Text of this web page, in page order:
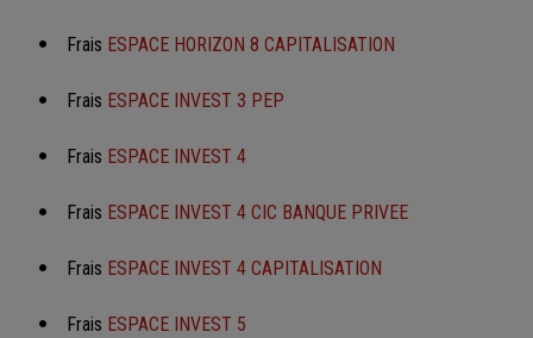
Frais ESPACE HORIZON 8 CAPITALISATION
Frais ESPACE INVEST 3 PEP
Frais ESPACE INVEST 4
Frais ESPACE INVEST 4 CIC BANQUE PRIVEE
Frais ESPACE INVEST 4 CAPITALISATION
Frais ESPACE INVEST 5